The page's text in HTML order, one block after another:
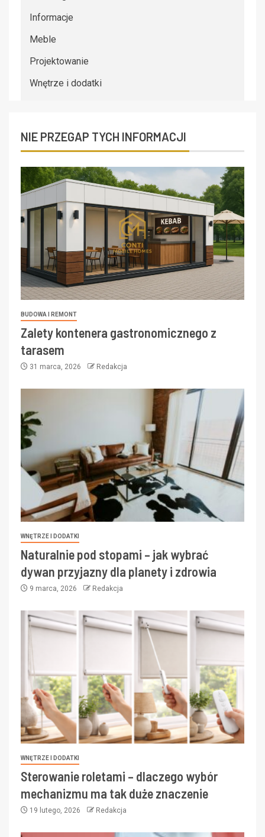
Informacje
Meble
Projektowanie
Wnętrze i dodatki
NIE PRZEGAP TYCH INFORMACJI
BUDOWA I REMONT
Zalety kontenera gastronomicznego z
tarasem
31 marca, 2026 Redakcja
WNĘTRZE I DODATKI
Naturalnie pod stopami – jak wybrać
dywan przyjazny dla planety i zdrowia
9 marca, 2026 Redakcja
WNĘTRZE I DODATKI
Sterowanie roletami – dlaczego wybór
mechanizmu ma tak duże znaczenie
19 lutego, 2026 Redakcja